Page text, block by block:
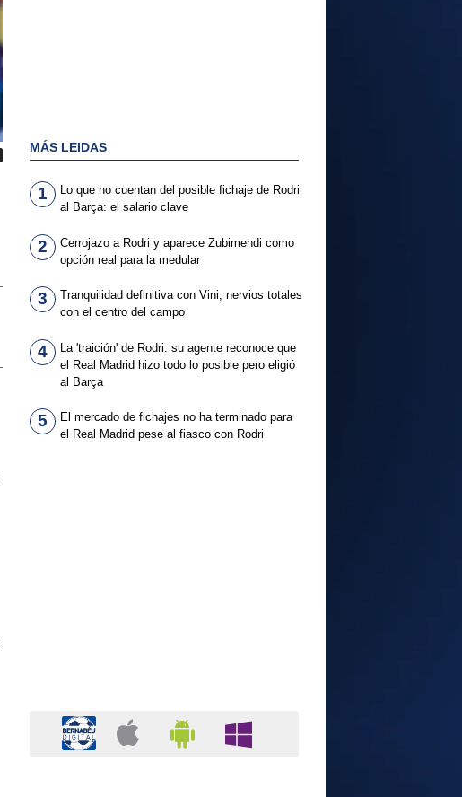
MÁS LEIDAS
1
Lo que no cuentan del posible fichaje de Rodri
al Barça: el salario clave
2
Cerrojazo a Rodri y aparece Zubimendi como
opción real para la medular
3
Tranquilidad definitiva con Vini; nervios totales
con el centro del campo
4
La 'traición' de Rodri: su agente reconoce que
el Real Madrid hizo todo lo posible pero eligió
al Barça
5
El mercado de fichajes no ha terminado para
el Real Madrid pese al fiasco con Rodri